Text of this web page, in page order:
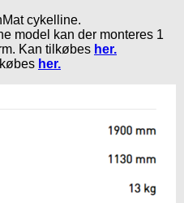
cykelline.
model kan der monteres 1
Kan tilkøbes her.
her.